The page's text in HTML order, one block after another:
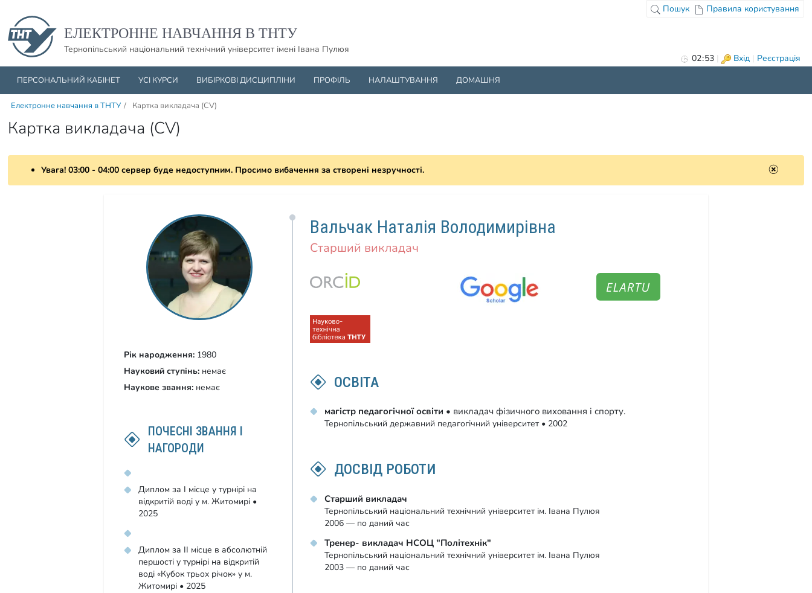
ЕЛЕКТРОННЕ НАВЧАННЯ В ТНТУ
Тернопільський національний технічний університет імені Івана Пулюя
Пошук Правила користування
02 53 | Вхід| Реєстрація
ПЕРСОНАЛЬНИЙ КАБІНЕТ УСІ КУРСИ ВИБІРКОВІ ДИСЦИПЛІНИ ПРОФІЛЬ НАЛАШТУВАННЯ ДОМАШНЯ
Електронне навчання в ТНТУ / Картка викладача (CV)
Картка викладача (CV)
Увага! 03:00 - 04:00 сервер буде недоступним. Просимо вибачення за створені незручності.
Рік народження:1980
Науковий ступінь:немає
Наукове звання:немає
ПОЧЕСНІ ЗВАННЯ І
НАГОРОДИ
Диплом за І місце у турнірі на
відкритій воді у м. Житомирі •
2025
Диплом за ІІ місце в абсолютній
першості у турнірі на відкритій
воді «Кубок трьох річок» у м.
Житомирі • 2025
Вальчак Наталія Володимирівна
Старший викладач
ОСВІТА
магістр педагогічної освіти • викладач фізичного виховання і спорту.
Тернопільський державний педагогічний університет • 2002
ДОСВІД РОБОТИ
Старший викладач
Тернопільський національний технічний університет ім. Івана Пулюя
2006 — по даний час
Тренер- викладач НСОЦ "Політехнік"
Тернопільський національний технічний університет ім. Івана Пулюя
2003 — по даний час